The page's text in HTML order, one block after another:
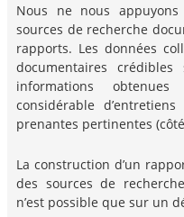
Nous ne nous
sources de recherche
rapports. Les données
documentaires
informations
considérable
prenantes pertinentes
La construction d’un
des sources de
n’est possible que sur un